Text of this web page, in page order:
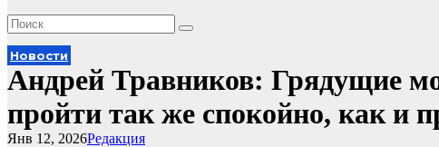
Новости
Андрей Травников: Грядущие
пройти так же спокойно, как и
Редакция
Янв 12, 2026